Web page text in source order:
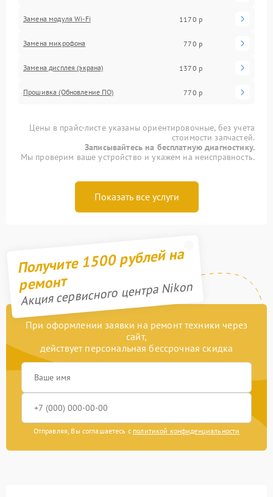
Замена модуля Wi-Fi 1170 р
Замена микрофона 770 р
Замена дисплея (экрана) 1370 р
Прошивка (Обновление ПО) 770 р
Цены в прайс-листе указаны ориентировочные, без учета
стоимости запчастей.
Записывайтесь на бесплатную диагностику.
Мы проверим ваше устройство и укажем на неисправность.
Показать все услуги
Получите 1500 рублей на
ремонт
Акция сервисного центра Nikon
При оформлении заявки на ремонт техники через
сайт,
действует персональная бессрочная скидка
Отправляя, Вы соглашаетесь с политикой конфиденциальности